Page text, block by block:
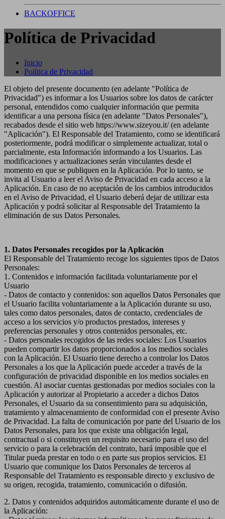
BACKOFFICE
Política de Privacidad
Inicio
Política de Privacidad
El objeto del presente documento (en adelante "Política de
Privacidad") es informar a los Usuarios sobre los datos de carácter
personal, entendidos como cualquier información que permita
identificar a una persona física (en adelante "Datos Personales"),
recabados desde el sitio web https://www.sizeyou.it/ (en adelante
"Aplicación"). El Responsable del Tratamiento, como se identificará
posteriormente, podrá modificar o simplemente actualizar, total o
parcialmente, esta Información informando a los Usuarios. Las
modificaciones y actualizaciones serán vinculantes desde el
momento en que se publiquen en la Aplicación. Por lo tanto, se
invita al Usuario a leer el Aviso de Privacidad en cada acceso a la
Aplicación. En caso de no aceptación de los cambios introducidos
en el Aviso de Privacidad, el Usuario deberá dejar de utilizar esta
Aplicación y podrá solicitar al Responsable del Tratamiento la
eliminación de sus Datos Personales.
1. Datos Personales recogidos por la Aplicación
El Responsable del Tratamiento recoge los siguientes tipos de Datos
Personales:
1. Contenidos e información facilitada voluntariamente por el
Usuario
- Datos de contacto y contenidos: son aquellos Datos Personales que
el Usuario facilita voluntariamente a la Aplicación durante su uso,
tales como datos personales, datos de contacto, credenciales de
acceso a los servicios y/o productos prestados, intereses y
preferencias personales y otros contenidos personales, etc.
- Datos personales recogidos de las redes sociales: Los Usuarios
pueden compartir los datos proporcionados a los medios sociales
con la Aplicación. El Usuario tiene derecho a controlar los Datos
Personales a los que la Aplicación puede acceder a través de la
configuración de privacidad disponible en los medios sociales en
cuestión. Al asociar cuentas gestionadas por medios sociales con la
Aplicación y autorizar al Propietario a acceder a dichos Datos
Personales, el Usuario da su consentimiento para su adquisición,
tratamiento y almacenamiento de conformidad con el presente Aviso
de Privacidad. La falta de comunicación por parte del Usuario de los
Datos Personales, para los que existe una obligación legal,
contractual o si constituyen un requisito necesario para el uso del
servicio o para la celebración del contrato, hará imposible que el
Titular pueda prestar en todo o en parte sus propios servicios. El
Usuario que comunique los Datos Personales de terceros al
Responsable del Tratamiento es responsable directo y exclusivo de
su origen, recogida, tratamiento, comunicación o difusión.
2. Datos y contenidos adquiridos automáticamente durante el uso de
la Aplicación: